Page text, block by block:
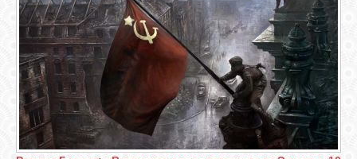
ИСТОРИЯ
КУЛЬТУРА
ГОЛОС
ЛЕЗГИН